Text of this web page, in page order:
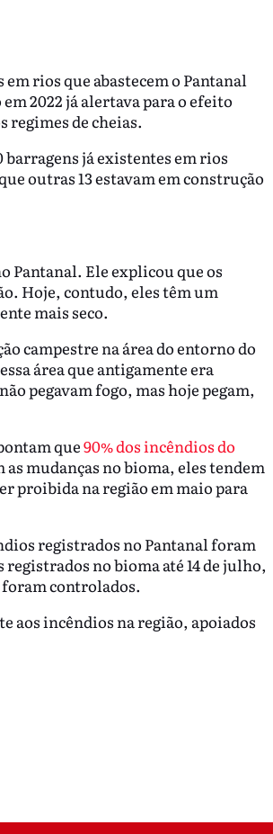
rios que abastecem o Pantanal
2022 já alertava para o efeito
regimes de cheias.
barragens já existentes em rios
outras 13 estavam em construção
Pantanal. Ele explicou que os
Hoje, contudo, eles têm um
mais seco.
campestre na área do entorno do
área que antigamente era
pegavam fogo, mas hoje pegam,
que90% dos incêndios do
as mudanças no bioma, eles tendem
proibida na região em maio para
registrados no Pantanal foram
registrados no bioma até 14 de julho,
foram controlados.
aos incêndios na região, apoiados